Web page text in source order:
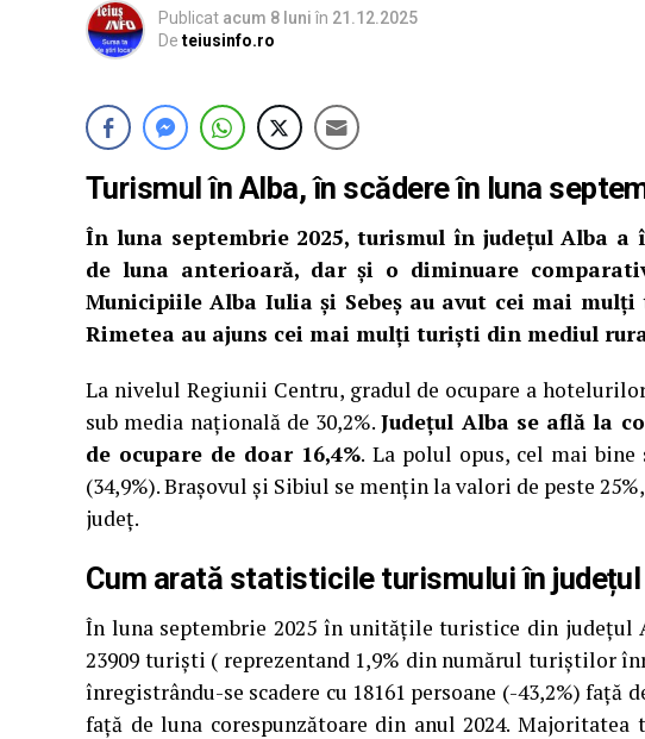
Publicat acum 8 luni în 21.12.2025
De teiusinfo.ro
Turismul în Alba, în scădere în luna
În luna septembrie 2025, turismul în județul Alba
de luna anterioară, dar și o diminuare
Municipiile Alba Iulia și Sebeș au avut cei mai
Rimetea au ajuns cei mai mulți turiști din mediul
La nivelul Regiunii Centru, gradul de ocupare a
sub media națională de 30,2%.Județul Alba se află la
de ocupare de doar 16,4%. La polul opus, cel mai bine
(34,9%). Brașovul și Sibiul se mențin la valori de peste
județ.
Cum arată statisticile turismului în
În luna septembrie 2025 în unităţile turistice din judeţul
23909 turiști ( reprezentand 1,9% din numărul turiștilor
înregistrându-se scadere cu 18161 persoane (-43,2%) faţă
faţă de luna corespunzătoare din anul 2024.